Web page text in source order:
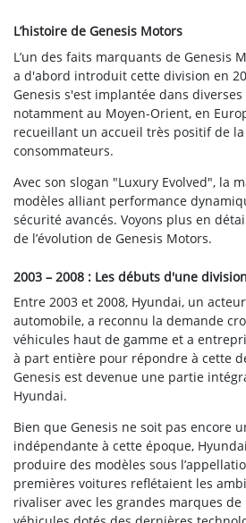
L’histoire de Genesis Motors
L’un des faits marquants de Genesis
a d'abord introduit cette division en
Genesis s'est implantée dans
notamment au Moyen-Orient, en
recueillant un accueil très positif de
consommateurs.
Avec son slogan "Luxury Evolved", la
modèles alliant performance
sécurité avancés. Voyons plus en
de l’évolution de Genesis Motors.
2003 – 2008 : Les débuts d'une
Entre 2003 et 2008, Hyundai, un
automobile, a reconnu la demande
véhicules haut de gamme et a
à part entière pour répondre à cette
Genesis est devenue une partie
Hyundai.
Bien que Genesis ne soit pas encore
indépendante à cette époque,
produire des modèles sous
premières voitures reflétaient les
rivaliser avec les grandes marques